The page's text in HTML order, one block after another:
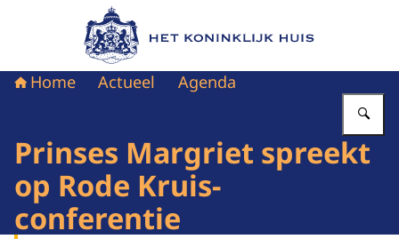
Naar de homepage van Het Koninklijk Huis
Home Actueel Agenda
Prinses Margriet spreekt
op Rode Kruis-
conferentie